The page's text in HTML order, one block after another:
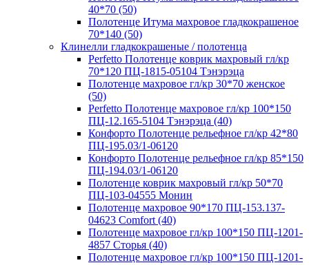
40*70 (50)
Полотенце Итума махровое гладкокрашеное
70*140 (50)
Клинелли гладкокрашеные / полотенца
Perfetto Полотенце коврик махровый гл/кр
70*120 ПЦ-1815-05104 Тэнэрэца
Полотенце махровое гл/кр 30*70 женское
(50)
Perfetto Полотенце махровое гл/кр 100*150
ПЦ-12.165-5104 Тэнэрэца (40)
Конфорто Полотенце рельефное гл/кр 42*80
ПЦ-195.03/1-06120
Конфорто Полотенце рельефное гл/кр 85*150
ПЦ-194.03/1-06120
Полотенце коврик махровый гл/кр 50*70
ПЦ-103-04555 Монин
Полотенце махровое 90*170 ПЦ-153.137-
04623 Comfort (40)
Полотенце махровое гл/кр 100*150 ПЦ-1201-
4857 Сторья (40)
Полотенце махровое гл/кр 100*150 ПЦ-1201-